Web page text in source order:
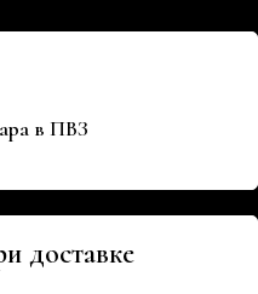
в ПВЗ
доставке